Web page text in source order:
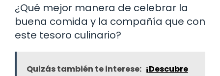
¿Qué mejor manera de celebrar la
buena comida y la compañía que con
este tesoro culinario?
Quizás también te interese: ¡Descubre